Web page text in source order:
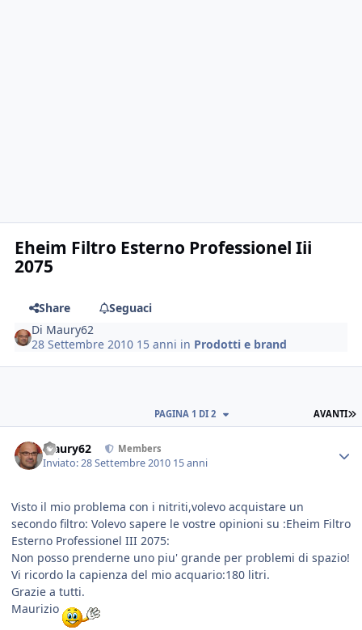
Eheim Filtro Esterno Professionel Iii
2075
Share
Seguaci
Di Maury62
28 Settembre 2010 15 anni in Prodotti e brand
AVANTI
PAGINA 1 DI 2
Maury62 Members
Inviato:28 Settembre 2010 15 anni
Visto il mio problema con i nitriti,volevo acquistare un
secondo filtro: Volevo sapere le vostre opinioni su :Eheim Filtro
Esterno Professionel III 2075:
Non posso prenderne uno piu' grande per problemi di spazio!
Vi ricordo la capienza del mio acquario:180 litri.
Grazie a tutti.
Maurizio